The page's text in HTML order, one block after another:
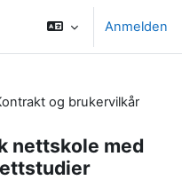
Anmelden
og brukervilkår
nettskole med